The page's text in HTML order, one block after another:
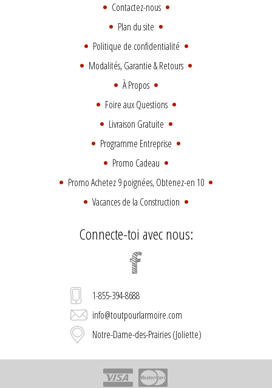
Contactez-nous
Plan du site
Politique de confidentialité
Modalités, Garantie & Retours
À Propos
Foire aux Questions
Livraison Gratuite
Programme Entreprise
Promo Cadeau
Promo Achetez 9 poignées, Obtenez-en 10
Vacances de la Construction
Connecte-toi avec nous:
1-855-394-8688
info@toutpourlarmoire.com
Notre-Dame-des-Prairies (Joliette)